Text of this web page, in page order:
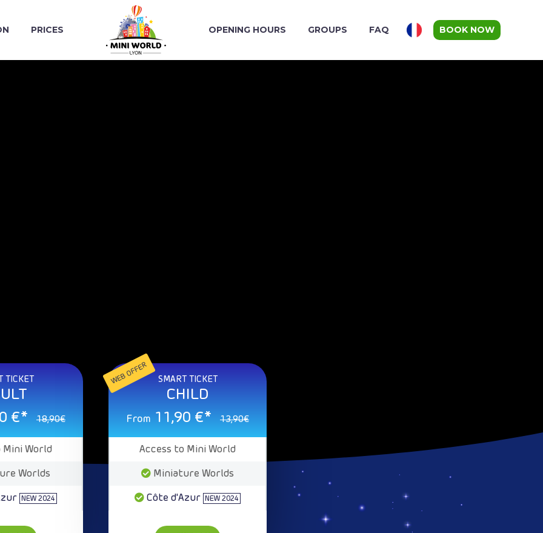
PRICES OPENING HOURS GROUPS FAQ BOOK NOW
TICKET
€* 18,90€
Mini World
Worlds
NEW 2024
WEB OFFER SMART TICKET
CHILD
From 11,90 €* 13,90€
Access to Mini World
Miniature Worlds
Côte d'Azur NEW 2024